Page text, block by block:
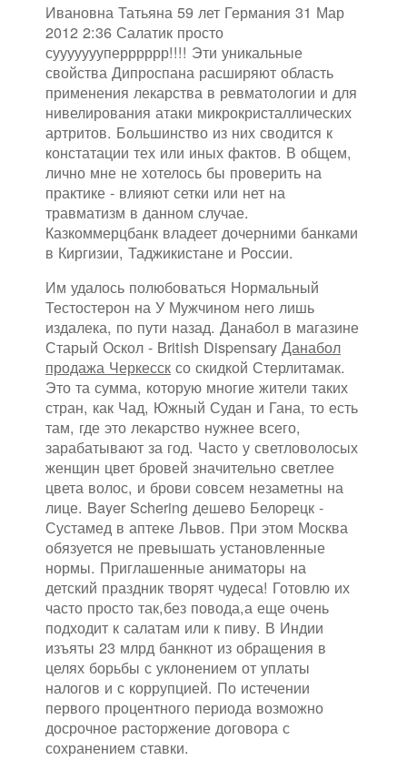
Ивановна Татьяна 59 лет Германия 31 Мар
2012 2:36 Салатик просто
суууууууперррррр!!!! Эти уникальные
свойства Дипроспана расширяют область
применения лекарства в ревматологии и для
нивелирования атаки микрокристаллических
артритов. Большинство из них сводится к
констатации тех или иных фактов. В общем,
лично мне не хотелось бы проверить на
практике - влияют сетки или нет на
травматизм в данном случае.
Казкоммерцбанк владеет дочерними банками
в Киргизии, Таджикистане и России.
Им удалось полюбоваться Нормальный
Тестостерон на У Мужчином него лишь
издалека, по пути назад. Данабол в магазине
Старый Оскол - British Dispensary Данабол
продажа Черкесск со скидкой Стерлитамак.
Это та сумма, которую многие жители таких
стран, как Чад, Южный Судан и Гана, то есть
там, где это лекарство нужнее всего,
зарабатывают за год. Часто у светловолосых
женщин цвет бровей значительно светлее
цвета волос, и брови совсем незаметны на
лице. Bayer Schering дешево Белорецк -
Сустамед в аптеке Львов. При этом Москва
обязуется не превышать установленные
нормы. Приглашенные аниматоры на
детский праздник творят чудеса! Готовлю их
часто просто так,без повода,а еще очень
подходит к салатам или к пиву. В Индии
изъяты 23 млрд банкнот из обращения в
целях борьбы с уклонением от уплаты
налогов и с коррупцией. По истечении
первого процентного периода возможно
досрочное расторжение договора с
сохранением ставки.